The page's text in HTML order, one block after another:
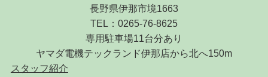
長野県伊那市境1663
TEL：0265-76-8625
専用駐車場11台分あり
ヤマダ電機テックランド伊那店から北へ150m
スタッフ紹介